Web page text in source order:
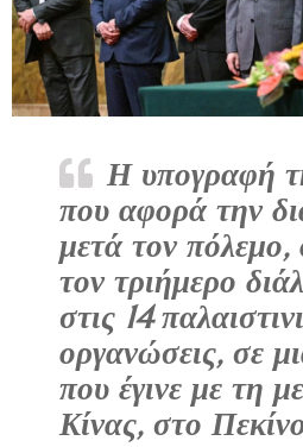
Η υπογραφή
που αφορά την
μετά τον
τον τριήμερο
στις 14
οργανώσεις, σε
που έγινε με τη
Κίνας, στο